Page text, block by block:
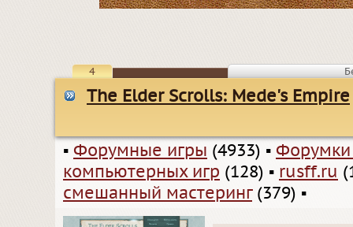
4
The Elder Scrolls: Mede's Empire
▪ Форумные игры (4933) ▪
компьютерных игр (128) ▪ rusff.ru
смешанный мастеринг(379) ▪